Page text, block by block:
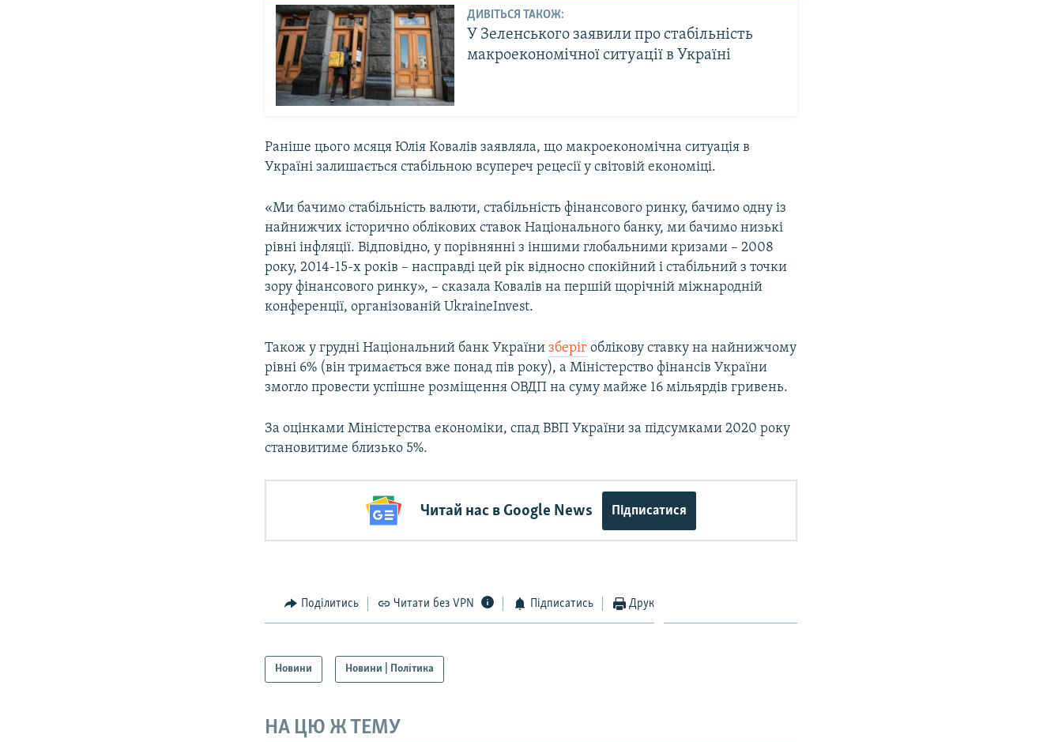
ДИВІТЬСЯ ТАКОЖ:
У Зеленського заявили про стабільність
макроекономічної ситуації в Україні
Раніше цього мсяця Юлія Ковалів заявляла, що макроекономічна ситуація в
Україні залишається стабільною всупереч рецесії у світовій економіці.
«Ми бачимо стабільність валюти, стабільність фінансового ринку, бачимо одну із
найнижчих історично облікових ставок Національного банку, ми бачимо низькі
рівні інфляції. Відповідно, у порівнянні з іншими глобальними кризами – 2008
року, 2014-15-х років – насправді цей рік відносно спокійний і стабільний з точки
зору фінансового ринку», – сказала Ковалів на першій щорічній міжнародній
конференції, організованій UkraineInvest.
Також у грудні Національний банк Українизберіг облікову ставку на найнижчому
рівні 6% (він тримається вже понад пів року), а Міністерство фінансів України
змогло провести успішне розміщення ОВДП на суму майже 16 мільярдів гривень.
За оцінками Міністерства економіки, спад ВВП України за підсумками 2020 року
становитиме близько 5%.
Читай нас в Google News Підписатися
Поділитись Читати без VPN Підписатись Друк
Новини Новини | Політика
НА ЦЮ Ж ТЕМУ